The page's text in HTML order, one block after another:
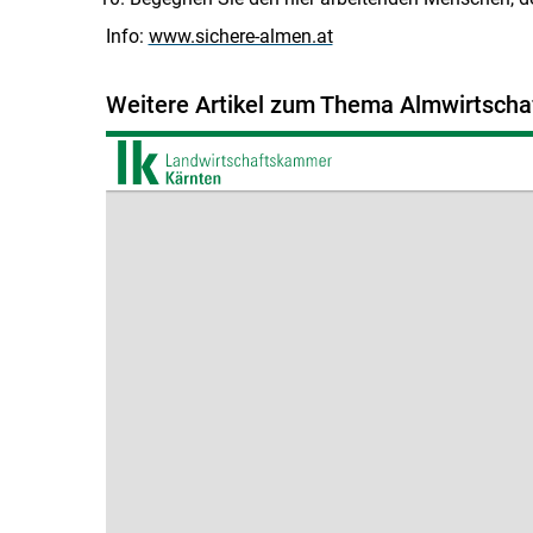
Info: www.sichere-almen.at
Weitere Artikel zum Thema